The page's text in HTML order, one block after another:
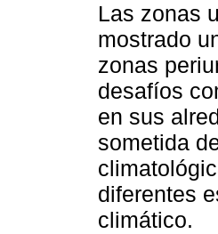
Las zonas
mostrado
zonas
desafíos
en sus
sometida
diferentes
climático.